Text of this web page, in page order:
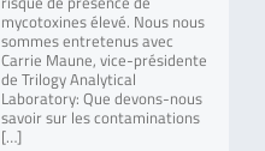
mycotoxines élevé. Nous nous
sommes entretenus avec
Carrie Maune, vice-présidente
de Trilogy Analytical
Laboratory: Que devons-nous
savoir sur les contaminations
[…]